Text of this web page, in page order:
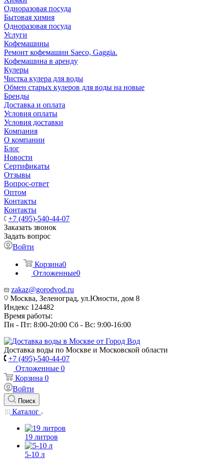
Одноразовая посуда
Бытовая химия
Одноразовая посуда
Услуги
Кофемашины
Ремонт кофемашин Saeco, Gaggia.
Кофемашина в аренду
Кулеры
Чистка кулера для воды
Обмен старых кулеров для воды на новые
Бренды
Доставка и оплата
Условия оплаты
Условия доставки
Компания
О компании
Блог
Новости
Сертификаты
Отзывы
Вопрос-ответ
Оптом
Контакты
Контакты
+7 (495)-540-44-07
Заказать звонок
Задать вопрос
Войти
Корзина0
Отложенные0
zakaz@gorodvod.ru
Москва, Зеленоград, ул.Юности, дом 8
Индекс 124482
Время работы:
Пн - Пт: 8:00-20:00 Сб - Вс: 9:00-16:00
Доставка воды по Москве и Московской области
+7 (495)-540-44-07
Отложенные 0
Корзина 0
Войти
Поиск
Каталог
19 литров
5-10 л